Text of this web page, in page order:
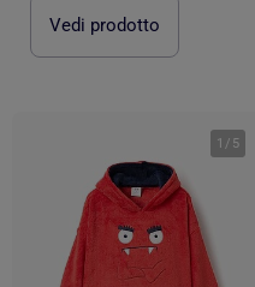
Vedi prodotto
1 / 5